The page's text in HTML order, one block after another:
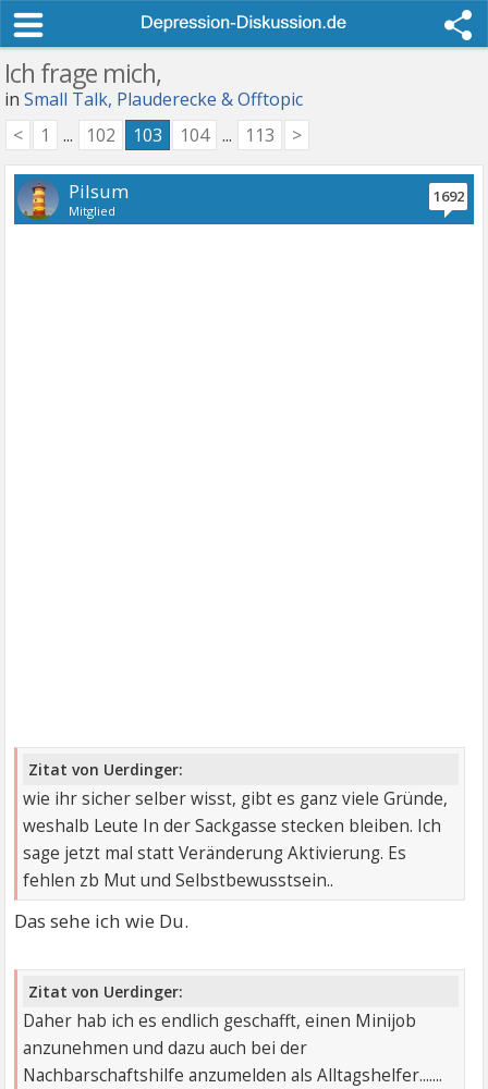
Ich frage mich,
inSmall Talk, Plauderecke & Offtopic
<
1 ... 102 103 104 ... 113 >
Pilsum
Mitglied
1692
Zitat von Uerdinger:
wie ihr sicher selber wisst, gibt es ganz viele Gründe,
weshalb Leute In der Sackgasse stecken bleiben. Ich
sage jetzt mal statt Veränderung Aktivierung. Es
fehlen zb Mut und Selbstbewusstsein..
Das sehe ich wie Du.
Zitat von Uerdinger:
Daher hab ich es endlich geschafft, einen Minijob
anzunehmen und dazu auch bei der
Nachbarschaftshilfe anzumelden als Alltagshelfer.......